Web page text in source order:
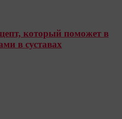
который поможет в
в суставах